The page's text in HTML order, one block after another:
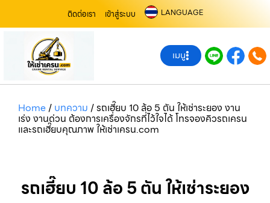
ติดต่อเรา เข้าสู่ระบบ LANGUAGE
เมนู
Home/ บทความ /รถเฮี๊ยบ 10 ล้อ 5 ตัน ให้เช่าระยอง งาน
เร่ง งานด่วน ต้องการเครื่องจักรที่ไว้ใจได้ โทรจองคิวรถเครน
และรถเฮี๊ยบคุณภาพ ให้เช่าเครน.com
รถเฮี๊ยบ 10 ล้อ 5 ตัน ให้เช่าระยอง